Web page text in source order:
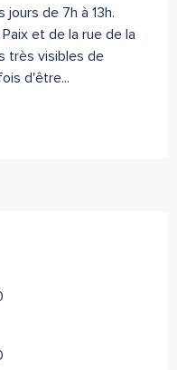
de 7h à 13h.
et de la rue de la
très visibles de
d'être...